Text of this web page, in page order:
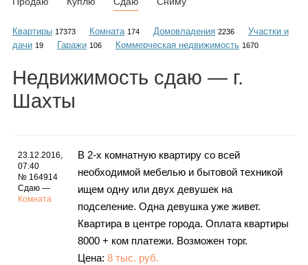
Объявления
Гороскоп
Квартиры 17373 Комната 174 Домовладения 2236
Участки и
дачи 19 Гаражи 106 Коммерческая недвижимость 1670
Недвижимость сдаю — г.
Шахты
23.12.2016,
07:40
№ 164914
Сдаю —
Комната
В 2-х комнатную квартиру со всей
необходимой мебелью и бытовой техникой
ищем одну или двух девушек на
подселение. Одна девушка уже живет.
Квартира в центре города. Оплата квартиры
8000 + ком платежи. Возможен торг.
Цена: 8 тыс. руб.